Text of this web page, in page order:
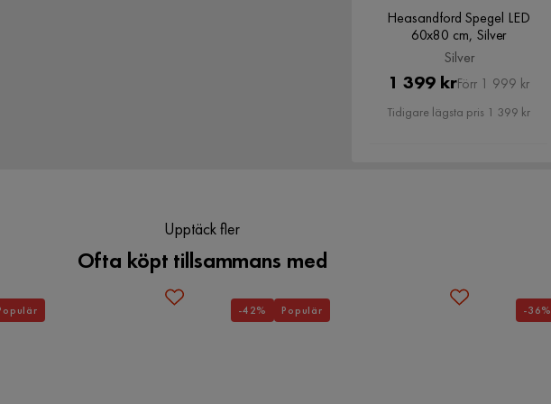
Heasandford Spegel LED
60x80 cm, Silver
Silver
Pris
1 399 krOriginal
Pris
Förr 1 999 kr
Tidigare lägsta pris 1 399 kr
Upptäck fler
Ofta köpt tillsammans med
-42% Populär -36%